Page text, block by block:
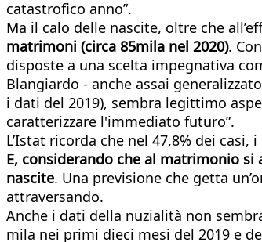
catastrofico anno”.
Ma il calo delle nascite, oltre che
matrimoni (circa 85mila nel 2020).
disposte a una scelta impegnativa
Blangiardo - anche assai
i dati del 2019), sembra legittimo
caratterizzare l'immediato futuro”.
L’Istat ricorda che nel 47,8% dei
E, considerando che al matrimonio
nascite. Una previsione che getta
attraversando.
Anche i dati della nuzialità non
mila nei primi dieci mesi del 2019 e